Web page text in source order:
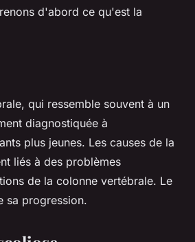
d'abord ce qu'est la
qui ressemble souvent à un
diagnostiquée à
plus jeunes. Les causes de la
liés à des problèmes
de la colonne vertébrale. Le
sa progression.